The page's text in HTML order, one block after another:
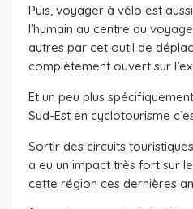
Puis, voyager à vélo est
l’humain au centre du
autres par cet outil de
complètement ouvert sur
Et un peu plus
Sud-Est en cyclotourisme
Sortir des circuits
a eu un impact très fort sur
cette région ces dernières